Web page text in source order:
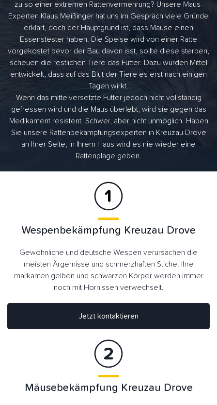
zu so einer extremen Rattenvermehrung? Unsere Maus-
Experten Klaus Meißinger hat uns im Gespräch viele Gründe
erklärt, doch der Hauptgrund ist, dass Mäuse einen
Essenstester haben. Die Speise wird von einer Ratte
vorgekostet bevor der Bau davon isst, sollte diese sterben,
scheuen die restlichen Tiere das Futter. Dazu wurden Mittel
entwickelt, dass auf das Blut der Tiere es erst nach einigen
Tagen wirkt.
Wenn das mittelversetzte Futter jedoch nicht vollständig
gefressen wird und die Maus überlebt, wird sie gegen das
Medikament resistent. Schwer, aber nicht unmöglich. Haben
Sie unsere Rattenbekämpfungsexperten in Kreuzau Drove
an Ihrer Seite, in Ihrem Haus wird es nie wieder eine
Rattenplage geben.
Wespenbekämpfung Kreuzau Drove
Gewöhnliche und deutsche Wespen verursachen die
meisten Ärgernisse und schmerzhaften Stiche. Ihre
markanten gelben und schwarzen Körper werden immer
noch mit Hornissen verwechselt.
Jetzt kontaktieren
Mäusebekämpfung Kreuzau Drove